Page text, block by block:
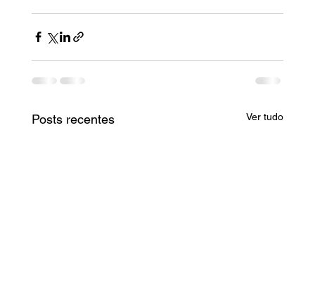
Posts recentes Ver tudo